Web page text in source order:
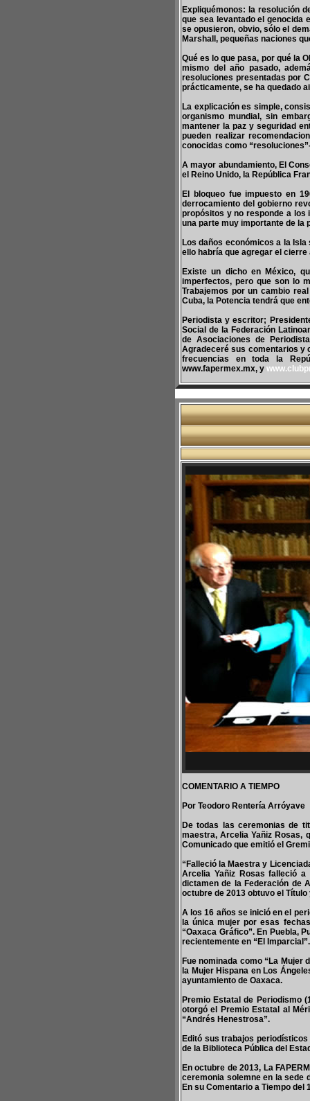
Expliquémonos: la resolución
que sea levantado el genocida
se opusieron, obvio, sólo el
Marshall, pequeñas naciones
Qué es lo que pasa, por qué la
mismo del año pasado,
resoluciones presentadas por
prácticamente, se ha quedado
La explicación es simple,
organismo mundial, sin
mantener la paz y seguridad
pueden realizar
conocidas como
A mayor abundamiento, El
el Reino Unido, la República
El bloqueo fue impuesto en
derrocamiento del gobierno
propósitos y no responde a los
una parte muy importante de la
Los daños económicos a la
ello habría que agregar el
Existe un dicho en México,
imperfectos, pero que son lo
Trabajemos por un cambio
Cuba, la Potencia tendrá que
Periodista y escritor;
Social de la Federación
de Asociaciones de
Agradeceré sus comentarios y
frecuencias en toda la
www.fapermex.mx, y
COMENTARIO A TIEMPO
Por Teodoro Rentería Arróyave
De todas las ceremonias de
maestra, Arcelia Yañiz Rosas,
Comunicado que emitió el
“Falleció la Maestra y
Arcelia Yañiz Rosas falleció
dictamen de la Federación de
octubre de 2013 obtuvo el
A los 16 años se inició en el
la única mujer por esas
“Oaxaca Gráfico”. En Puebla,
recientemente en “El Imparcial”.
Fue nominada como “La Mujer
la Mujer Hispana en Los
ayuntamiento de Oaxaca.
Premio Estatal de Periodismo
otorgó el Premio Estatal al
“Andrés Henestrosa”.
Editó sus trabajos
de la Biblioteca Pública del
En octubre de 2013, La
ceremonia solemne en la sede
En su Comentario a Tiempo